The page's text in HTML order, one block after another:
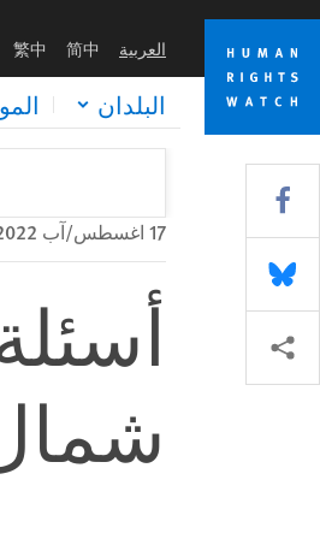
Skip
cookie
privacy
notice
Skip
main
content
العربية 简中
繁中
البلدان
17 اغسطس/آب 2022 1:00PM EDT
Share this via Facebook
Share this via Bluesky
Share this via مشاركة